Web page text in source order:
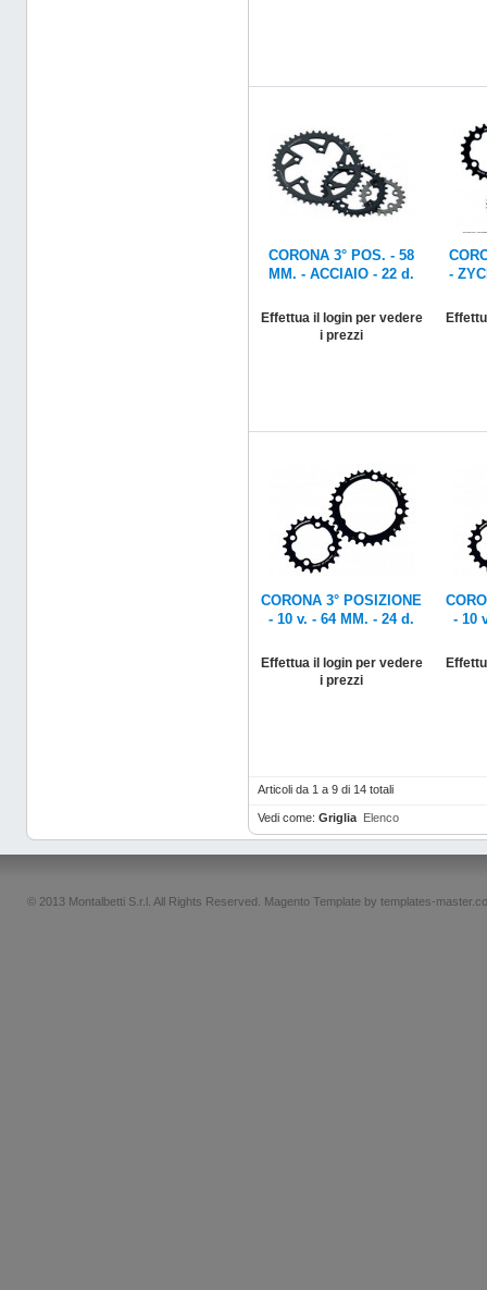
CORONA 3° POS. - 58
MM. - ACCIAIO - 22 d.
Effettua il login per vedere
i prezzi
-
CORONA 3° POSIZIONE
- 10 v. - 64 MM. - 24 d.
Effettua il login per vedere
i prezzi
- 10
Articoli da 1 a 9 di 14 totali
Vedi come: Griglia Elenco
© 2013 Montalbetti S.r.l. All Rights Reserved. Magento Template by templates-